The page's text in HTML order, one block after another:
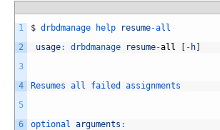
1
2
3
4
5
6
$ drbdmanage help resume-all
usage: drbdmanage resume-all [ - h]
Resumes all failed assignments
optional arguments :